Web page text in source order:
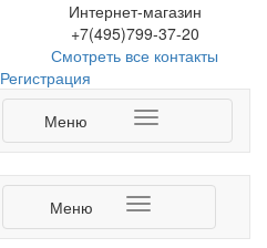
Интернет-магазин
+7(495)799-37-20
Смотреть все контакты
Регистрация
Меню
Меню